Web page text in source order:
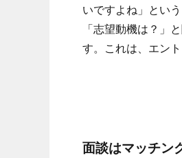
いですよね」とい
「志望動機は？」
す。これは、エン
面談はマッチン